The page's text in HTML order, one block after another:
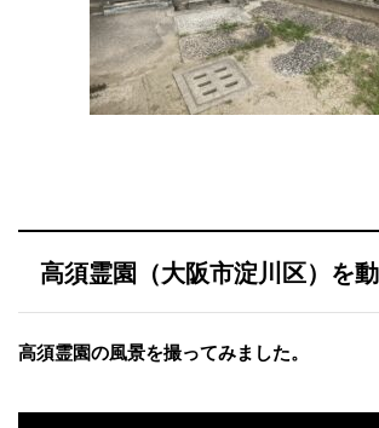
高須霊園（大阪市淀川区）を
高須霊園の風景を撮ってみました。